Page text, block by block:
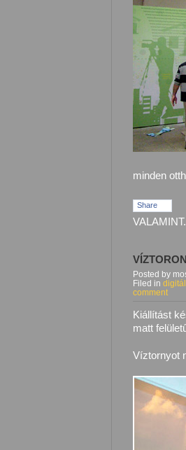
minden
Share
Posted by
Filed in
comment
Kiállítást
matt
Víztornyot